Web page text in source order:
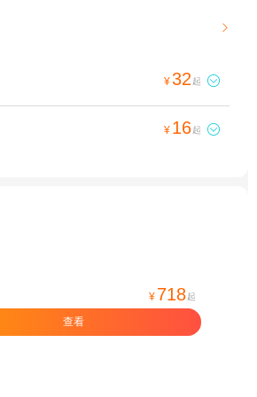

¥32 起 
¥ 16起 
¥ 718 起
查看